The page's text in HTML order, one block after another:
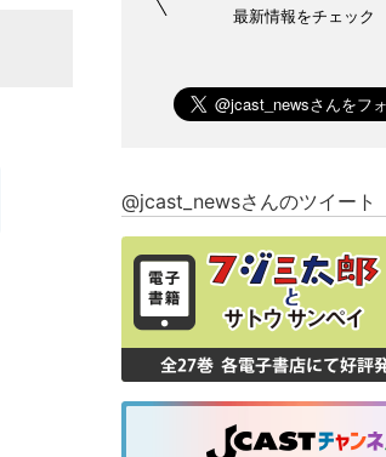
最新情報をチェック
@jcast_newsさんのツイート